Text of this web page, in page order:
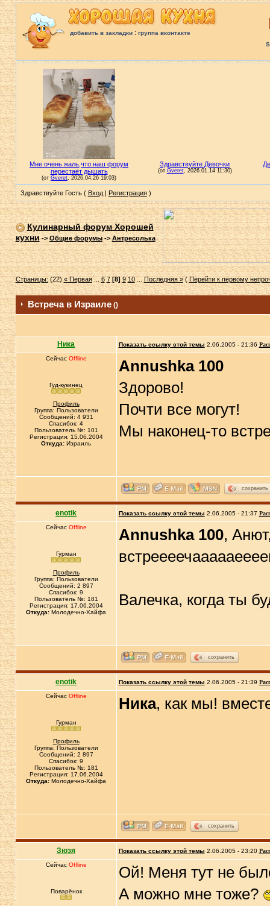
добавить в закладки: группа вконтакте
Здравствуйте Гость ( Вход| Регистрация)
Кулинарный форум Хорошей
кухни->Общие форумы-> Антресолька
Страницы:(22)« Первая...6 7 [8] 9 10...Последняя »( Перейти к первому
Встреча в Израиле()
Ника Показать ссылку этой темы 2.06.2005 - 21:36
Сейчас Offline
Гуд-кукинец
Профиль
Группа: Пользователи
Сообщений: 4 931
Спасибок: 4
Пользователь №: 101
Регистрация: 15.06.2004
Откуда: Израиль
Annushka 100
Здорово!
Почти все могут!
Мы наконец-то
сохранить
enotik Показать ссылку этой темы 2.06.2005 - 21:37
Сейчас Offline
Гурман
Профиль
Группа: Пользователи
Сообщений: 2 897
Спасибок: 9
Пользователь №: 181
Регистрация: 17.06.2004
Откуда: Молодечно-Хайфа
Annushka 100,
Валечка, когда ты
сохранить
enotik Показать ссылку этой темы 2.06.2005 - 21:39
Сейчас Offline
Гурман
Профиль
Группа: Пользователи
Сообщений: 2 897
Спасибок: 9
Пользователь №: 181
Регистрация: 17.06.2004
Откуда: Молодечно-Хайфа
Ника, как мы!
сохранить
Зюзя Показать ссылку этой темы 2.06.2005 - 23:20
Сейчас Offline
Поварёнок
Ой! Меня тут не
А можно мне тоже?